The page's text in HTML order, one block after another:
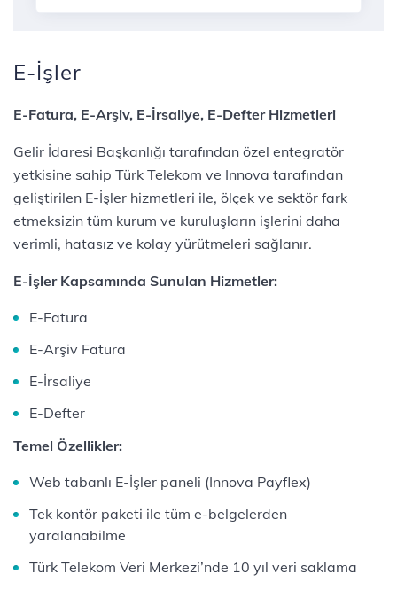
E-İşler
E-Fatura, E-Arşiv, E-İrsaliye, E-Defter Hizmetleri
Gelir İdaresi Başkanlığı tarafından özel entegratör
yetkisine sahip Türk Telekom ve Innova tarafından
geliştirilen E-İşler hizmetleri ile, ölçek ve sektör fark
etmeksizin tüm kurum ve kuruluşların işlerini daha
verimli, hatasız ve kolay yürütmeleri sağlanır.
E-İşler Kapsamında Sunulan Hizmetler:
E-Fatura
E-Arşiv Fatura
E-İrsaliye
E-Defter
Temel Özellikler:
Web tabanlı E-İşler paneli (Innova Payflex)
Tek kontör paketi ile tüm e-belgelerden
yaralanabilme
Türk Telekom Veri Merkezi’nde 10 yıl veri saklama